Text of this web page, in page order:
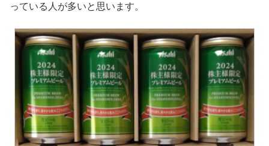
っている人が多いと思います。